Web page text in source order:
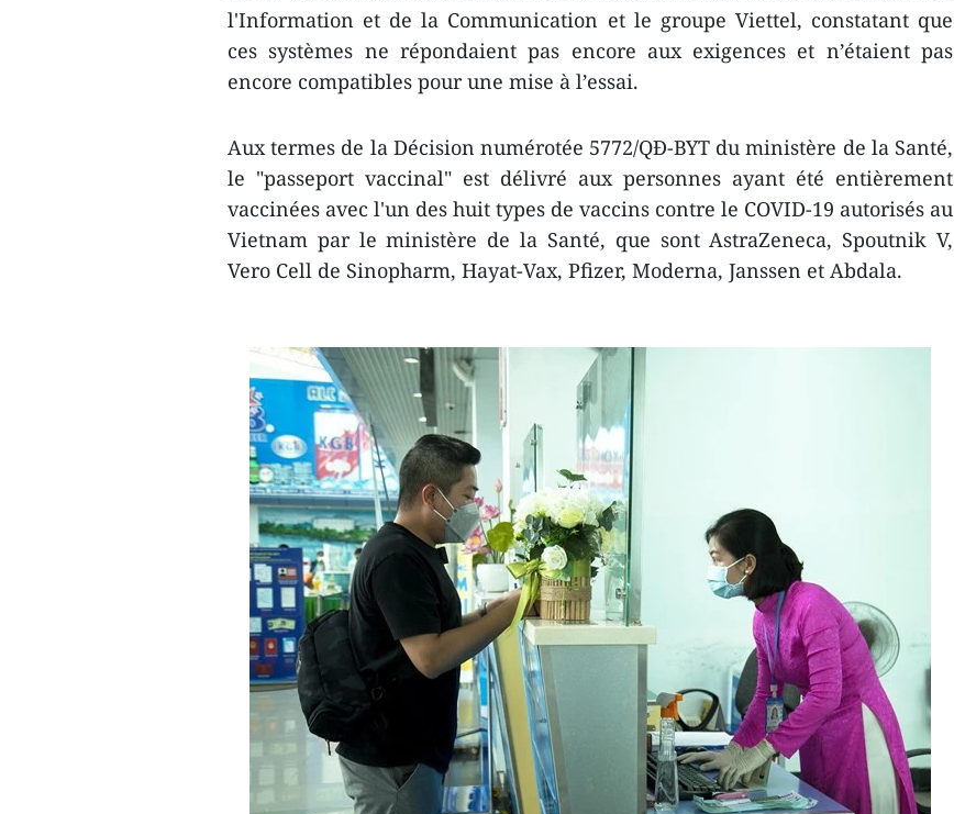
l'Information et de la Communication et le groupe Viettel, constatant que
ces systèmes ne répondaient pas encore aux exigences et n’étaient pas
encore compatibles pour une mise à l’essai.
Aux termes de la Décision numérotée 5772/QĐ-BYT du ministère de la Santé,
le "passeport vaccinal" est délivré aux personnes ayant été entièrement
vaccinées avec l'un des huit types de vaccins contre le COVID-19 autorisés au
Vietnam par le ministère de la Santé, que sont AstraZeneca, Spoutnik V,
Vero Cell de Sinopharm, Hayat-Vax, Pfizer, Moderna, Janssen et Abdala.